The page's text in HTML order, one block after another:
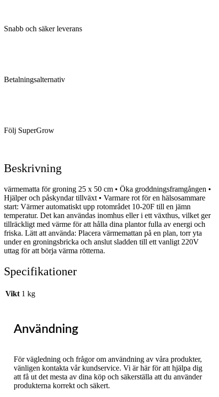
Snabb och säker leverans
Betalningsalternativ
Följ SuperGrow
Beskrivning
värmematta för groning 25 x 50 cm • Öka groddningsframgången •
Hjälper och påskyndar tillväxt • Varmare rot för en hälsosammare
start: Värmer automatiskt upp rotområdet 10-20F till en jämn
temperatur. Det kan användas inomhus eller i ett växthus, vilket ger
tillräckligt med värme för att hålla dina plantor fulla av energi och
friska. Lätt att använda: Placera värmemattan på en plan, torr yta
under en groningsbricka och anslut sladden till ett vanligt 220V
uttag för att börja värma rötterna.
Specifikationer
Vikt 1 kg
Användning
För vägledning och frågor om användning av våra produkter,
vänligen kontakta vår kundservice. Vi är här för att hjälpa dig
att få ut det mesta av dina köp och säkerställa att du använder
produkterna korrekt och säkert.